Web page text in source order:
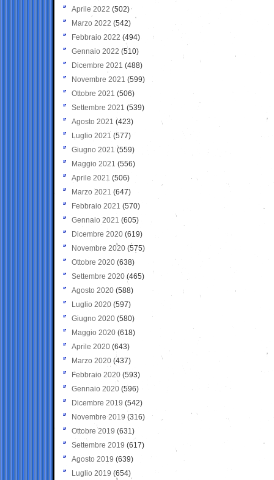
Aprile 2022 (502)
Marzo 2022 (542)
Febbraio 2022 (494)
Gennaio 2022 (510)
Dicembre 2021 (488)
Novembre 2021 (599)
Ottobre 2021 (506)
Settembre 2021 (539)
Agosto 2021 (423)
Luglio 2021 (577)
Giugno 2021(559)
Maggio 2021 (556)
Aprile 2021 (506)
Marzo 2021 (647)
Febbraio 2021 (570)
Gennaio 2021 (605)
Dicembre 2020 (619)
Novembre 2020 (575)
Ottobre 2020 (638)
Settembre 2020(465)
Agosto 2020 (588)
Luglio 2020 (597)
Giugno 2020 (580)
Maggio 2020 (618)
Aprile 2020 (643)
Marzo 2020 (437)
Febbraio 2020 (593)
Gennaio 2020 (596)
Dicembre 2019 (542)
Novembre 2019 (316)
Ottobre 2019 (631)
Settembre 2019 (617)
Agosto 2019 (639)
Luglio 2019 (654)